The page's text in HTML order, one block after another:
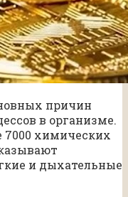
причин
в организме.
химических
и дыхательные